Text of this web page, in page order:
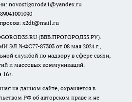
novostigoroda1@yandex.ru
x2dt@mail.ru
(ВВВ.ПРОГОРОД35.РУ).
ЭЛ №ФС77-87303 от 08 мая 2024 г.,
службой по надзору в сфере связи,
и массовых коммуникаций.
16+.
на данном сайте, охраняется в
РФ об авторском праве и не